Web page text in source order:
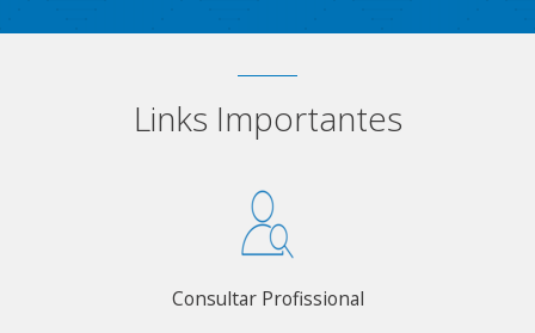
Links Importantes
Consultar Profissional